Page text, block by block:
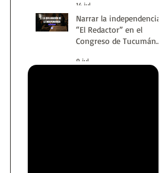
Historia
14 jul
Narrar la independencia:
“El Redactor” en el
Congreso de Tucumán
Huellas de la Historia
9 jul